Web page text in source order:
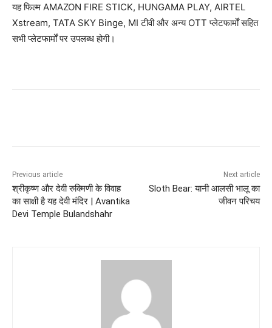
यह फिल्म AMAZON FIRE STICK, HUNGAMA PLAY, AIRTEL
Xstream, TATA SKY Binge, MI टीवी और अन्य OTT प्लेटफार्मों सहित
सभी प्लेटफार्मों पर उपलब्ध होगी।
Previous article
श्रीकृष्ण और देवी रुक्मिणी के विवाह
का साक्षी है यह देवी मंदिर | Avantika
Devi Temple Bulandshahr
Next article
Sloth Bear: यानी आलसी भालू का
जीवन परिचय